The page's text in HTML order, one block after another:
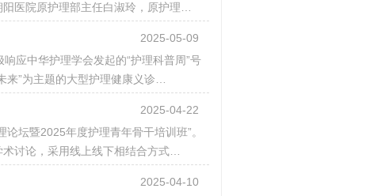
医院原护理部主任白淑玲，原护理…
2025-05-09
应中华护理学会发起的“护理科普周”号
”为主题的大型护理健康义诊…
2025-04-22
坛暨2025年度护理青年骨干培训班”。
讨论，采用线上线下相结合方式…
2025-04-10